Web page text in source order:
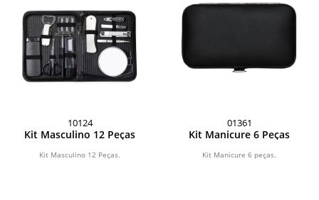
10124
Kit Masculino 12 Peças
Kit Masculino 12 Peças.
01361
Kit Manicure 6 Peças
Kit Manicure 6 peças.